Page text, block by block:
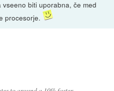
biti uporabna, če med
procesorje.